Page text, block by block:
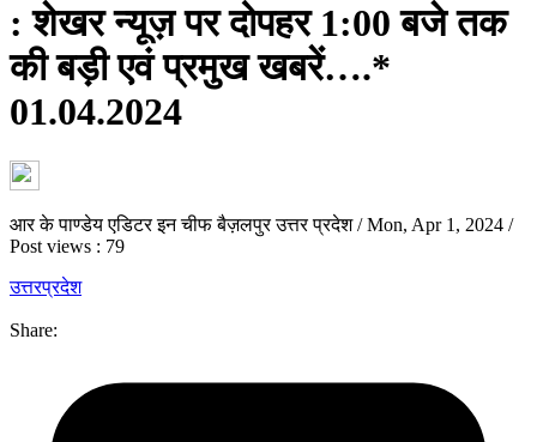
: शेखर न्यूज़ पर दोपहर 1:00 बजे तक
की बड़ी एवं प्रमुख खबरें….*
01.04.2024
आर के पाण्डेय एडिटर इन चीफ बैज़लपुर उत्तर प्रदेश/Mon, Apr 1, 2024 /
Post views : 79
उत्तरप्रदेश
Share: